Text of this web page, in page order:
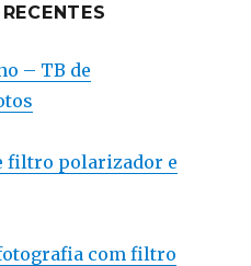
– TB de
filtro polarizador e
com filtro